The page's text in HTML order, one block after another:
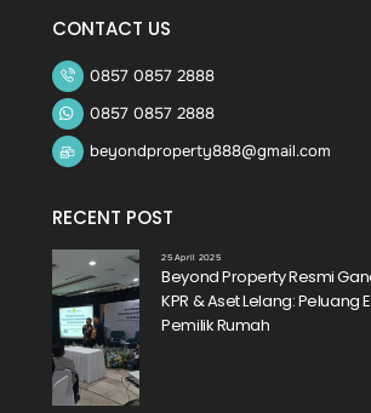
CONTACT US
0857 0857 2888
0857 0857 2888
beyondproperty888@gmail.com
RECENT POST
25 April 2025
Beyond Property Resmi
KPR & Aset Lelang: Peluang
Pemilik Rumah